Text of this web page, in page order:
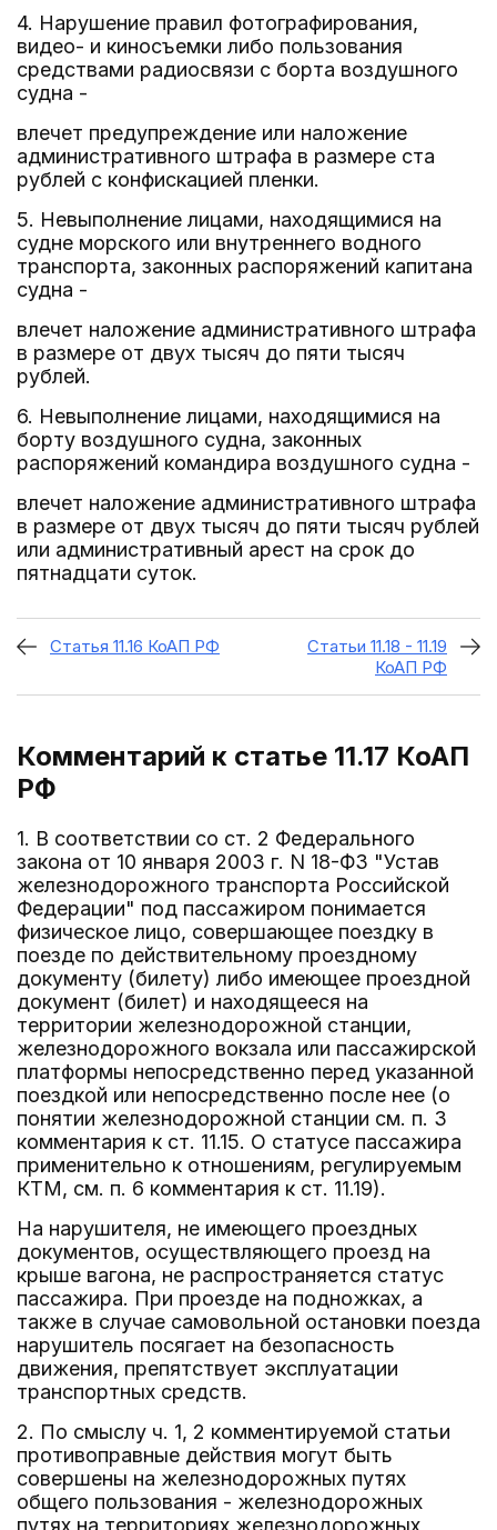
4. Нарушение правил фотографирования,
видео- и киносъемки либо пользования
средствами радиосвязи с борта воздушного
судна -
влечет предупреждение или наложение
административного штрафа в размере ста
рублей с конфискацией пленки.
5. Невыполнение лицами, находящимися на
судне морского или внутреннего водного
транспорта, законных распоряжений капитана
судна -
влечет наложение административного штрафа
в размере от двух тысяч до пяти тысяч
рублей.
6. Невыполнение лицами, находящимися на
борту воздушного судна, законных
распоряжений командира воздушного судна -
влечет наложение административного штрафа
в размере от двух тысяч до пяти тысяч рублей
или административный арест на срок до
пятнадцати суток.
Статья 11.16 КоАП РФ
Статьи 11.18 - 11.19
КоАП РФ
Комментарий к статье 11.17 КоАП
РФ
1. В соответствии со ст. 2 Федерального
закона от 10 января 2003 г. N 18-ФЗ "Устав
железнодорожного транспорта Российской
Федерации" под пассажиром понимается
физическое лицо, совершающее поездку в
поезде по действительному проездному
документу (билету) либо имеющее проездной
документ (билет) и находящееся на
территории железнодорожной станции,
железнодорожного вокзала или пассажирской
платформы непосредственно перед указанной
поездкой или непосредственно после нее (о
понятии железнодорожной станции см. п. 3
комментария к ст. 11.15. О статусе пассажира
применительно к отношениям, регулируемым
КТМ, см. п. 6 комментария к ст. 11.19).
На нарушителя, не имеющего проездных
документов, осуществляющего проезд на
крыше вагона, не распространяется статус
пассажира. При проезде на подножках, а
также в случае самовольной остановки поезда
нарушитель посягает на безопасность
движения, препятствует эксплуатации
транспортных средств.
2. По смыслу ч. 1, 2 комментируемой статьи
противоправные действия могут быть
совершены на железнодорожных путях
общего пользования - железнодорожных
путях на территориях железнодорожных